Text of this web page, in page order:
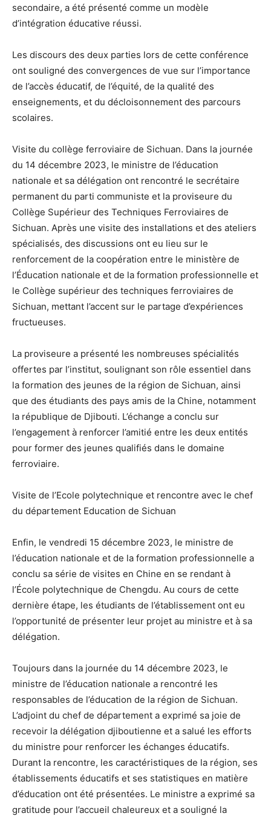
secondaire, a été présenté comme un modèle
d’intégration éducative réussi.
Les discours des deux parties lors de cette conférence
ont souligné des convergences de vue sur l’importance
de l’accès éducatif, de l’équité, de la qualité des
enseignements, et du décloisonnement des parcours
scolaires.
Visite du collège ferroviaire de Sichuan. Dans la journée
du 14 décembre 2023, le ministre de l’éducation
nationale et sa délégation ont rencontré le secrétaire
permanent du parti communiste et la proviseure du
Collège Supérieur des Techniques Ferroviaires de
Sichuan. Après une visite des installations et des ateliers
spécialisés, des discussions ont eu lieu sur le
renforcement de la coopération entre le ministère de
l’Éducation nationale et de la formation professionnelle et
le Collège supérieur des techniques ferroviaires de
Sichuan, mettant l’accent sur le partage d’expériences
fructueuses.
La proviseure a présenté les nombreuses spécialités
offertes par l’institut, soulignant son rôle essentiel dans
la formation des jeunes de la région de Sichuan, ainsi
que des étudiants des pays amis de la Chine, notamment
la république de Djibouti. L’échange a conclu sur
l’engagement à renforcer l’amitié entre les deux entités
pour former des jeunes qualifiés dans le domaine
ferroviaire.
Visite de l’Ecole polytechnique et rencontre avec le chef
du département Education de Sichuan
Enfin, le vendredi 15 décembre 2023, le ministre de
l’éducation nationale et de la formation professionnelle a
conclu sa série de visites en Chine en se rendant à
l’École polytechnique de Chengdu. Au cours de cette
dernière étape, les étudiants de l’établissement ont eu
l’opportunité de présenter leur projet au ministre et à sa
délégation.
Toujours dans la journée du 14 décembre 2023, le
ministre de l’éducation nationale a rencontré les
responsables de l’éducation de la région de Sichuan.
L’adjoint du chef de département a exprimé sa joie de
recevoir la délégation djiboutienne et a salué les efforts
du ministre pour renforcer les échanges éducatifs.
Durant la rencontre, les caractéristiques de la région, ses
établissements éducatifs et ses statistiques en matière
d’éducation ont été présentées. Le ministre a exprimé sa
gratitude pour l’accueil chaleureux et a souligné la